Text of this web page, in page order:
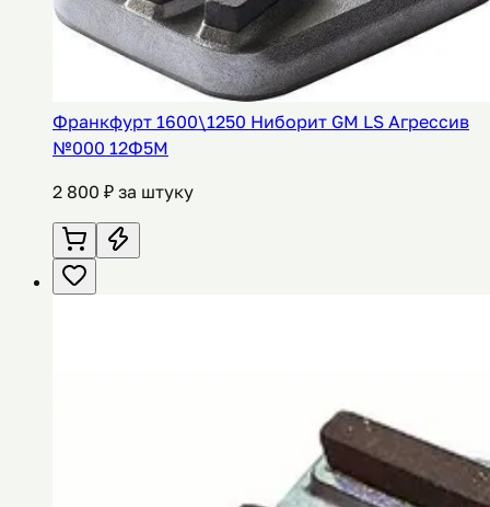
Франкфурт 1600\1250 Ниборит GM LS Агрессив
№000 12Ф5М
2 800 ₽ за штуку